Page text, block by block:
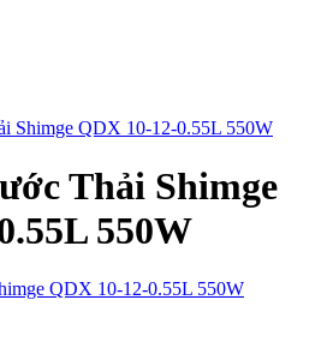
Shimge QDX 10-12-0.55L 550W
Thải Shimge
550W